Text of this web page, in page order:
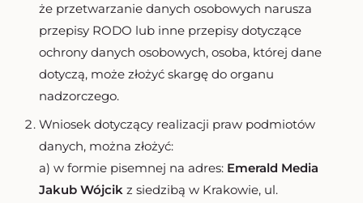
że przetwarzanie danych osobowych narusza
przepisy RODO lub inne przepisy dotyczące
ochrony danych osobowych, osoba, której dane
dotyczą, może złożyć skargę do organu
nadzorczego.
Wniosek dotyczący realizacji praw podmiotów
danych, można złożyć:
a) w formie pisemnej na adres: Emerald Media
Jakub Wójcik z siedzibą w Krakowie, ul.